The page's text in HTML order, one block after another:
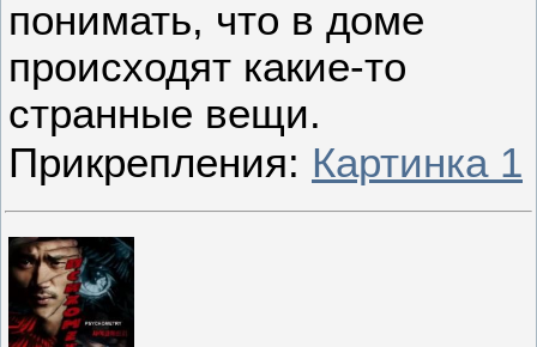
понимать, что в доме
происходят какие-то
странные вещи.
Прикрепления: Картинка 1